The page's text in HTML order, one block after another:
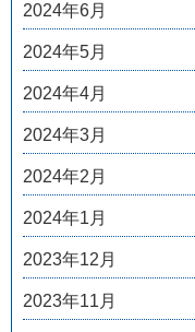
2024年6月
2024年5月
2024年4月
2024年3月
2024年2月
2024年1月
2023年12月
2023年11月